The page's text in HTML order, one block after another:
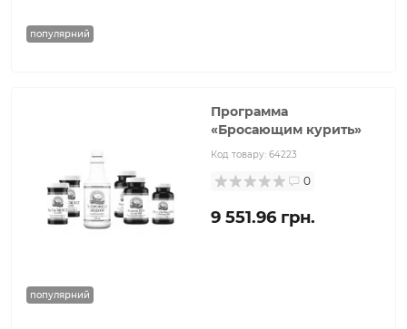
популярний
популярний
Программа
«Бросающим курить»
Код товару: 64223
0
9 551.96 грн.